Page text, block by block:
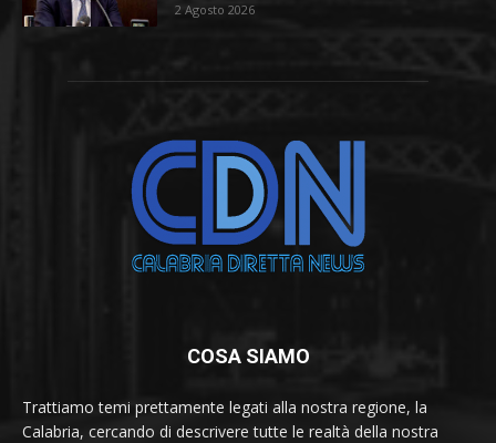
2 Agosto 2026
COSA SIAMO
Trattiamo temi prettamente legati alla nostra regione, la
Calabria, cercando di descrivere tutte le realtà della nostra